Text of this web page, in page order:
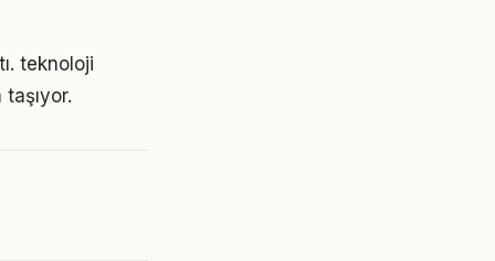
teknoloji